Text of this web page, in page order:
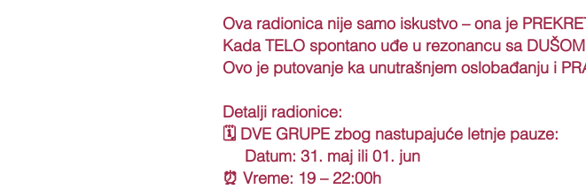
Ova radionica nije samo iskustvo – ona je
Kada TELO spontano uđe u rezonancu sa
Ovo je putovanje ka unutrašnjem oslobađanju i
Detalji radionice:
🗓 DVE GRUPE zbog nastupajuće letnje pauze:
Datum: 31. maj ili 01. jun
⏰ Vreme: 19 – 22:00h